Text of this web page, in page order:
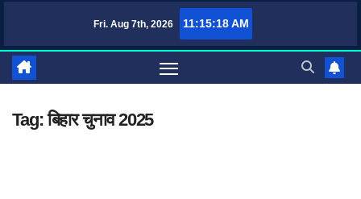
content
Fri. Aug 7th, 2026 11:15:18 AM
TufaWrite – Latest Technology Updates, Informative Knowledge &
Tag:बिहार चुनाव 2025